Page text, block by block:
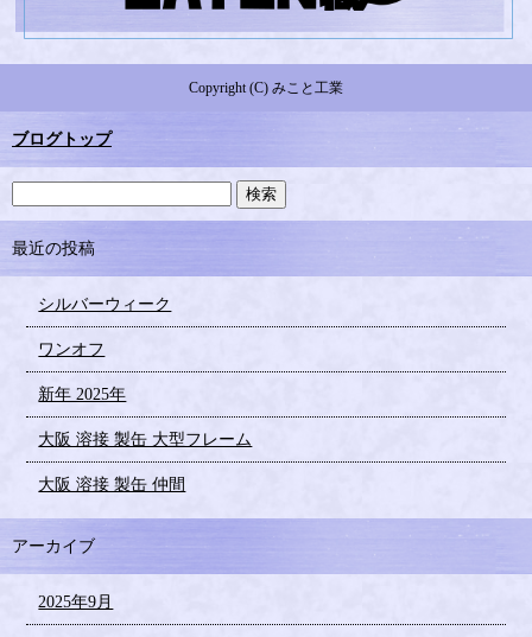
Copyright (C) みこと工業
ブログトップ
最近の投稿
シルバーウィーク
ワンオフ
新年 2025年
大阪 溶接 製缶 大型フレーム
大阪 溶接 製缶 仲間
アーカイブ
2025年9月